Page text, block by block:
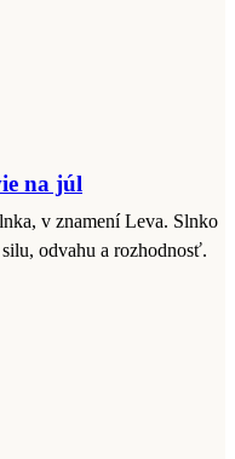
na júl
v znamení Leva. Slnko
odvahu a rozhodnosť.